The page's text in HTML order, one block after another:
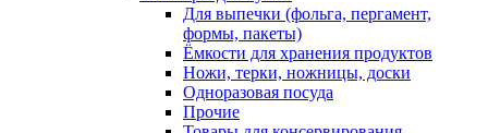
Для выпечки (фольга, пергамент,
формы, пакеты)
Ёмкости для хранения продуктов
Ножи, терки, ножницы, доски
Одноразовая посуда
Прочие